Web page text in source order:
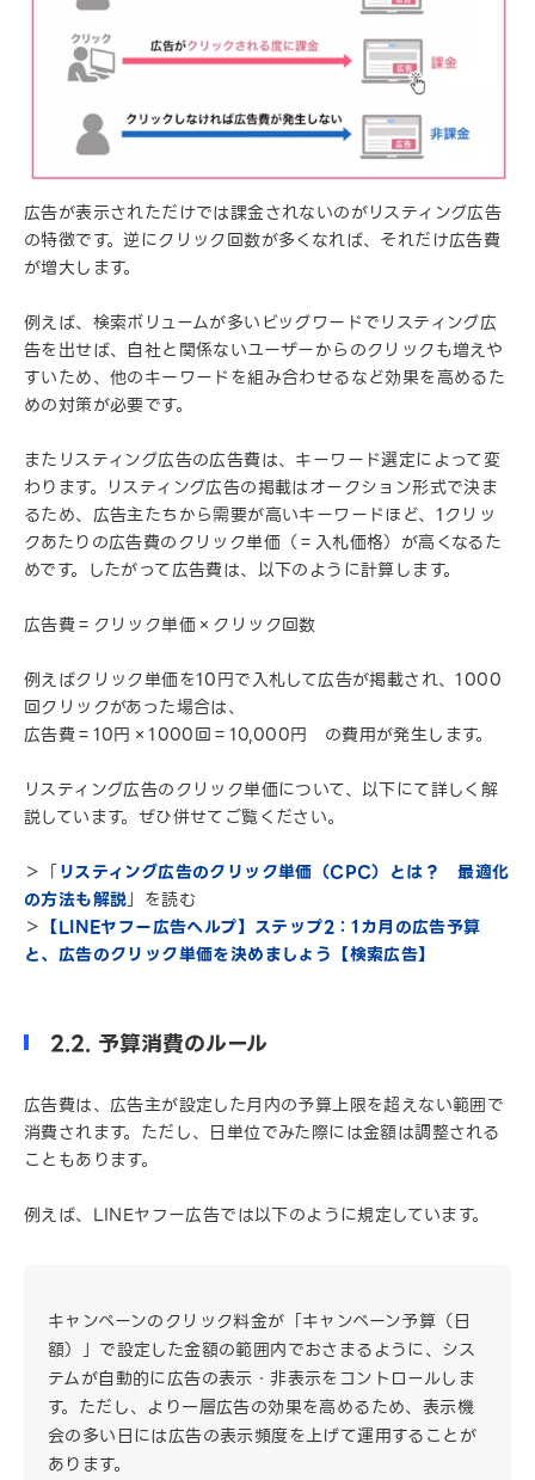
広告が表示されただけでは課金されないのがリスティング広告
の特徴です。逆にクリック回数が多くなれば、それだけ広告費
が増大します。
例えば、検索ボリュームが多いビッグワードでリスティング広
告を出せば、自社と関係ないユーザーからのクリックも増えや
すいため、他のキーワードを組み合わせるなど効果を高めるた
めの対策が必要です。
またリスティング広告の広告費は、キーワード選定によって変
わります。リスティング広告の掲載はオークション形式で決ま
るため、広告主たちから需要が高いキーワードほど、1クリッ
クあたりの広告費のクリック単価（＝入札価格）が高くなるた
めです。したがって広告費は、以下のように計算します。
広告費＝クリック単価×クリック回数
例えばクリック単価を10円で入札して広告が掲載され、1000
回クリックがあった場合は、
広告費＝10円×1000回＝10,000円 の費用が発生します。
リスティング広告のクリック単価について、以下にて詳しく解
説しています。ぜひ併せてご覧ください。
＞「リスティング広告のクリック単価（CPC）とは？ 最適化
の方法も解説」を読む
＞ 【LINEヤフー広告ヘルプ】ステップ2：1カ月の広告予算
と、広告のクリック単価を決めましょう【検索広告】
2.2. 予算消費のルール
広告費は、広告主が設定した月内の予算上限を超えない範囲で
消費されます。ただし、日単位でみた際には金額は調整される
こともあります。
例えば、LINEヤフー広告では以下のように規定しています。
キャンペーンのクリック料金が「キャンペーン予算（日
額）」で設定した金額の範囲内でおさまるように、シス
テムが自動的に広告の表示・非表示をコントロールしま
す。ただし、より一層広告の効果を高めるため、表示機
会の多い日には広告の表示頻度を上げて運用することが
あります。